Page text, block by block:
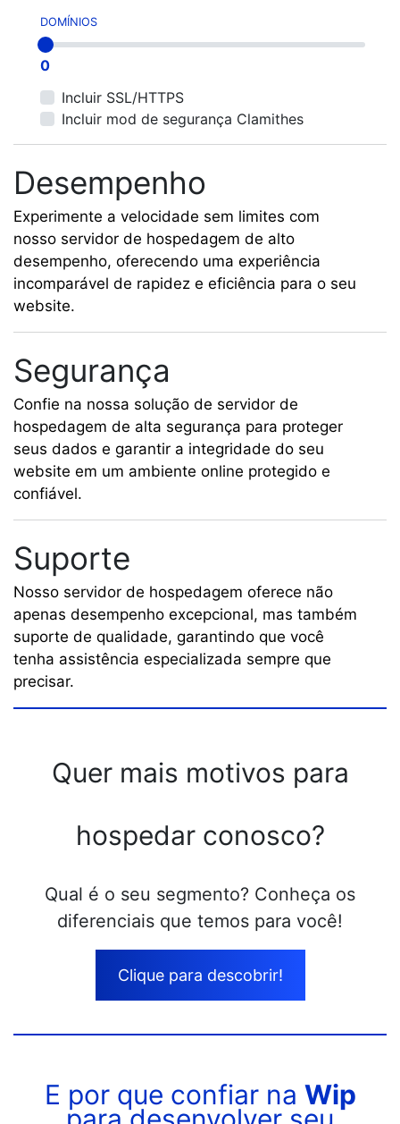
Integrações
DOMÍNIOS
0
Incluir SSL/HTTPS
Incluir mod de segurança Clamithes
Desempenho
Experimente a velocidade sem limites com
nosso servidor de hospedagem de alto
desempenho, oferecendo uma experiência
incomparável de rapidez e eficiência para o seu
website.
Segurança
Confie na nossa solução de servidor de
hospedagem de alta segurança para proteger
seus dados e garantir a integridade do seu
website em um ambiente online protegido e
confiável.
Suporte
Nosso servidor de hospedagem oferece não
apenas desempenho excepcional, mas também
suporte de qualidade, garantindo que você
tenha assistência especializada sempre que
precisar.
Quer mais motivos para
hospedar conosco?
Qual é o seu segmento? Conheça os
diferenciais que temos para você!
Clique para descobrir!
E por que confiar na Wip